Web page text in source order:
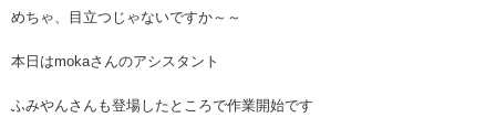
めちゃ、目立つじゃないですか～～
本日はmokaさんのアシスタント
ふみやんさんも登場したところで作業開始です